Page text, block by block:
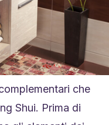
che
Shui. Prima di